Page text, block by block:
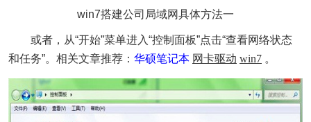
win7搭建公司局域网具体方法一
或者，从“开始”菜单进入“控制面板”点击“查看网络状态
和任务”。相关文章推荐： 华硕笔记本 网卡驱动 win7 。